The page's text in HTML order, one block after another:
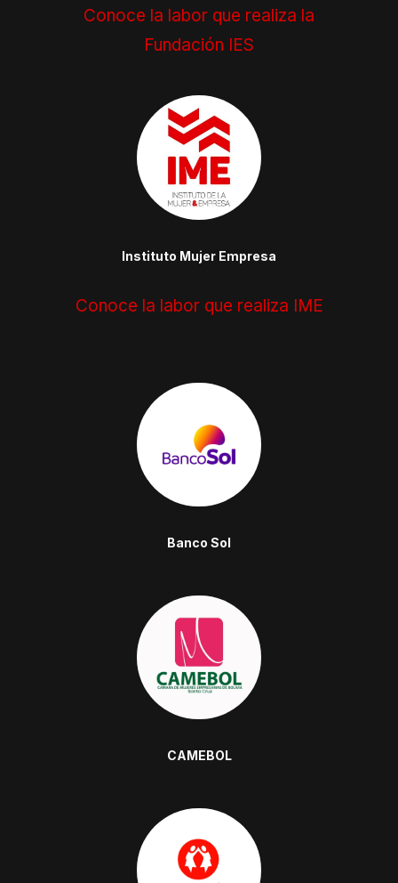
Conoce la labor que realiza la
Fundación IES
Instituto Mujer Empresa
Conoce la labor que realiza IME
Banco Sol
CAMEBOL